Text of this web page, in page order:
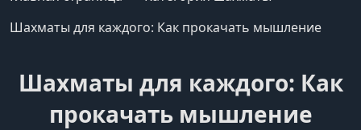
Шахматы для каждого: Как прокачать мышление
Шахматы для каждого: Как
прокачать мышление